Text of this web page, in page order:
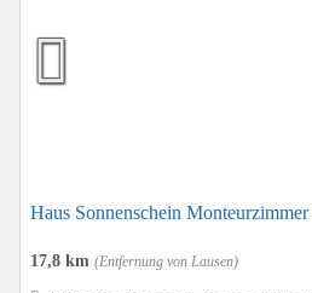
Haus Sonnenschein Monteurzimmer
17,8 km (Entfernung von Lausen)